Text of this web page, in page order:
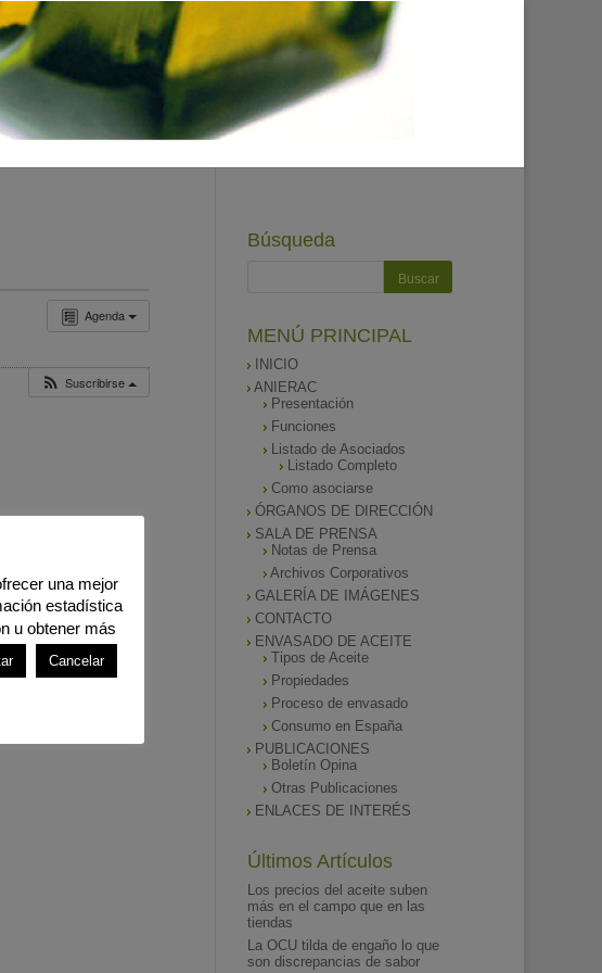
Agenda
Suscribirse
Búsqueda
MENÚ PRINCIPAL
INICIO
ANIERAC
Presentación
Funciones
Listado de Asociados
Listado Completo
Como asociarse
ÓRGANOS DE DIRECCIÓN
SALA DE PRENSA
Notas de Prensa
Archivos Corporativos
GALERÍA DE IMÁGENES
CONTACTO
ENVASADO DE ACEITE
Tipos de Aceite
Propiedades
Proceso de envasado
Consumo en España
PUBLICACIONES
Boletín Opina
Otras Publicaciones
ENLACES DE INTERÉS
Últimos Artículos
Los precios del aceite suben
más en el campo que en las
tiendas
La OCU tilda de engaño lo que
son discrepancias de sabor
una mejor
estadística
u obtener más
Cancelar